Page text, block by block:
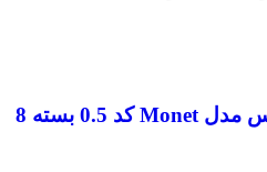
روان نویس کریتورز کلاس مدل Monet کد 0.5 بسته 8